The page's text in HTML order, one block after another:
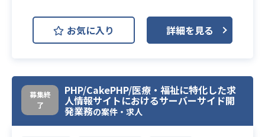
Docker
介護ソフト・介護システムWebエン
す。
各事業において安全にリリース、運
用ができるようビジネス戦略を理解
し、エンジニアが適切な人数でなる
お気に入り 詳細を見る
募集終
了
PHP/CakePHP/医療・福祉に特化した求
人情報サイトにおけるサーバーサイド開
発業務の案件・求人